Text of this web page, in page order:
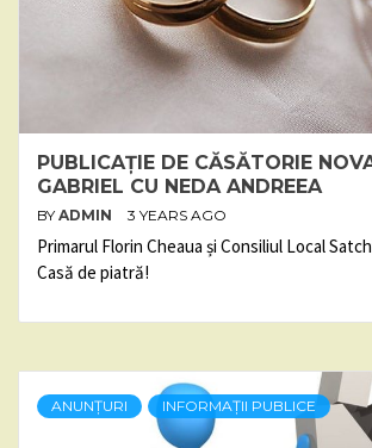
PUBLICAȚIE DE CĂSĂTORIE
GABRIEL CU NEDA ANDREEA
BY ADMIN 3 YEARS AGO
Primarul Florin Cheaua și Consiliul Local
Casă de piatră!
ANUNȚURI INFORMAȚII PUBLICE